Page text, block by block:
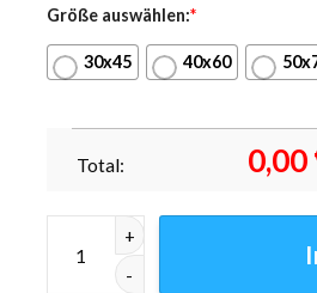
Größe auswählen:*
30x45 40x60
Total: 0,00
Leinwandbild Claude Monet